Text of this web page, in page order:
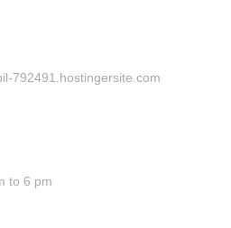
792491.hostingersite.com
to 6 pm